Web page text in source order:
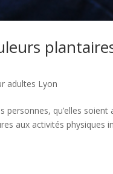
adultes Lyon
qu’elles
aux activités physiques